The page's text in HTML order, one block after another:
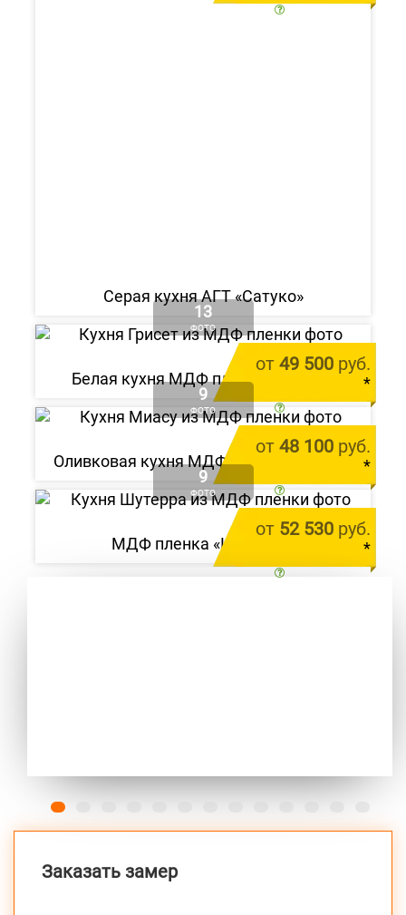
Серая кухня АГТ «Сатуко»
13
ФОТО
от 49 500 руб.
*
цена за 1 м.п.
Белая кухня МДФ пленка «Грисет»
9
ФОТО
от 48 100 руб.
*
цена за 1 м.п.
Оливковая кухня МДФ пленка «Миасу»
9
ФОТО
от 52 530 руб.
*
МДФ пленка «Шутерра»
Alvic Zenit Verde Salvia
от 212 000 руб.
Заказать замер